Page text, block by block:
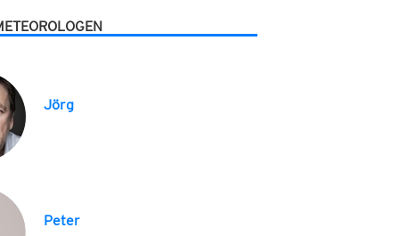
Jörg
Peter